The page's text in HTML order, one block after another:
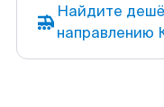
Найдите
направлению